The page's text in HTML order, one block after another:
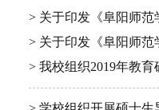
> 关于印发《阜阳师
> 关于印发《阜阳师
> 我校组织2019年教